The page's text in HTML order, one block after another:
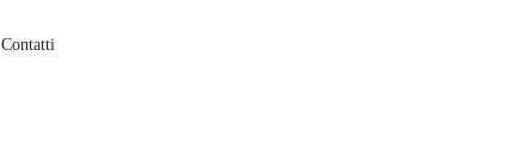
Contatti